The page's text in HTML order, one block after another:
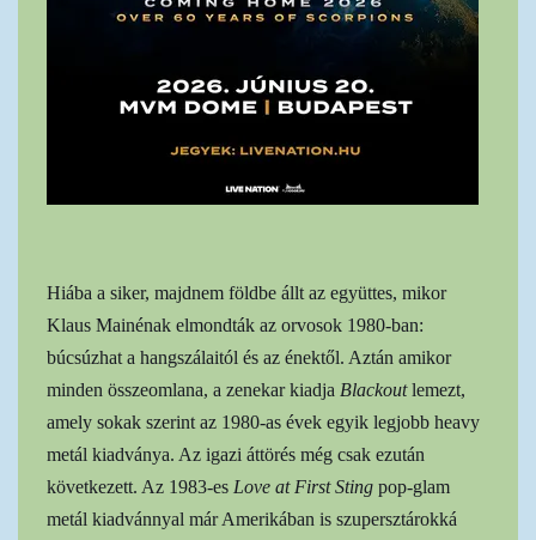
Hiába a siker, majdnem földbe állt az együttes, mikor
Klaus Mainénak elmondták az orvosok 1980-ban:
búcsúzhat a hangszálaitól és az énektől. Aztán amikor
minden összeomlana, a zenekar kiadja Blackoutlemezt,
amely sokak szerint az 1980-as évek egyik legjobb heavy
metál kiadványa. Az igazi áttörés még csak ezután
következett. Az 1983-es Love at First Sting pop-glam
metál kiadvánnyal már Amerikában is szupersztárokká